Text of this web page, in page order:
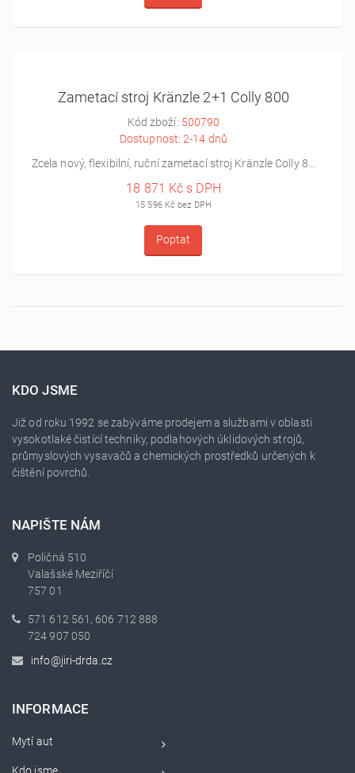
Zametací stroj Kränzle 2+1 Colly 800
Kód zboží: 500790
Dostupnost: 2-14 dnů
Zcela nový, flexibilní, ruční zametací stroj Kränzle Colly 8...
18 871 Kč s DPH
15 596 Kč bez DPH
Poptat
KDO JSME
Již od roku 1992 se zabýváme prodejem a službami v oblasti
vysokotlaké čistící techniky, podlahových úklidových strojů,
průmyslových vysavačů a chemických prostředků určených k
čištění povrchů.
NAPIŠTE NÁM
Poličná 510
Valašské Meziříčí
757 01
571 612 561, 606 712 888
724 907 050
info@jiri-drda.cz
INFORMACE
Mytí aut